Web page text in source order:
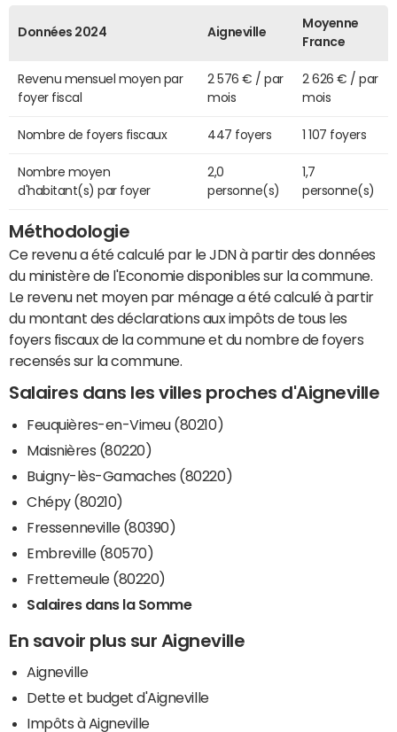
Données 2024 Aigneville
Moyenne
France
Revenu mensuel moyen par
foyer fiscal
2 576 € / par
mois
2 626 € / par
mois
Nombre de foyers fiscaux 447 foyers 1 107 foyers
Nombre moyen
d'habitant(s) par foyer
2,0
personne(s)
1,7
personne(s)
Méthodologie
Ce revenu a été calculé par le JDN à partir des données
du ministère de l'Economie disponibles sur la commune.
Le revenu net moyen par ménage a été calculé à partir
du montant des déclarations aux impôts de tous les
foyers fiscaux de la commune et du nombre de foyers
recensés sur la commune.
Salaires dans les villes proches d'Aigneville
Feuquières-en-Vimeu (80210)
Maisnières (80220)
Buigny-lès-Gamaches (80220)
Chépy (80210)
Fressenneville (80390)
Embreville (80570)
Frettemeule (80220)
Salaires dans la Somme
En savoir plus sur Aigneville
Aigneville
Dette et budget d'Aigneville
Impôts à Aigneville